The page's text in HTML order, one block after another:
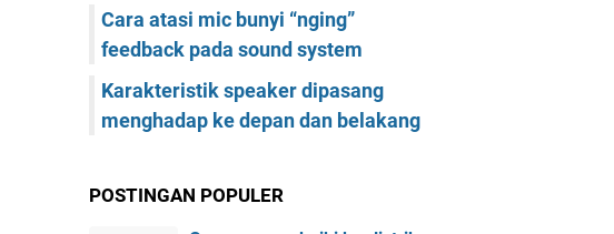
Cara atasi mic bunyi “nging”
feedback pada sound system
Karakteristik speaker dipasang
menghadap ke depan dan belakang
POSTINGAN POPULER